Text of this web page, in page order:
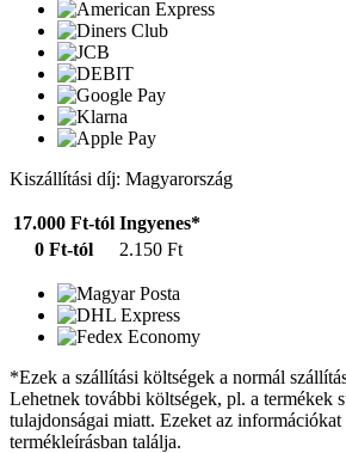
Kiszállítási díj: Magyarország
17.000 Ft-tól Ingyenes*
0 Ft-tól
2.150 Ft
*Ezek a szállítási költségek a normál
Lehetnek további költségek, pl. a termékek
tulajdonságai miatt. Ezeket az
termékleírásban találja.